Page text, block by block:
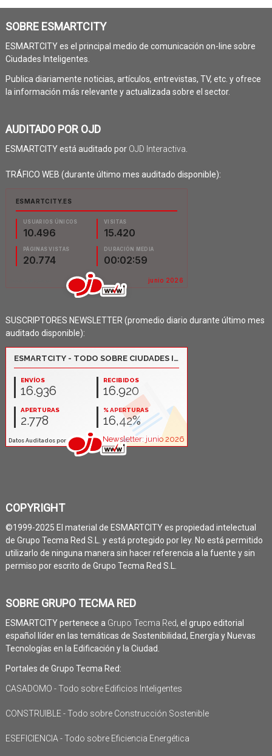
SOBRE ESMARTCITY
ESMARTCITY es el principal medio de comunicación on-line sobre
Ciudades Inteligentes.
Publica diariamente noticias, artículos, entrevistas, TV, etc. y ofrece
la información más relevante y actualizada sobre el sector.
AUDITADO POR OJD
ESMARTCITY está auditado por OJD Interactiva
TRÁFICO WEB (durante último mes auditado disponible):
SUSCRIPTORES NEWSLETTER (promedio diario durante último mes
auditado disponible):
COPYRIGHT
©1999-2025 El material de ESMARTCITY es propiedad intelectual
de Grupo Tecma Red S.L. y está protegido por ley. No está permitido
utilizarlo de ninguna manera sin hacer referencia a la fuente y sin
permiso por escrito de Grupo Tecma Red S.L.
SOBRE GRUPO TECMA RED
ESMARTCITY pertenece a Grupo Tecma Red, el grupo editorial
español líder en las temáticas de Sostenibilidad, Energía y Nuevas
Tecnologías en la Edificación y la Ciudad.
Portales de Grupo Tecma Red:
CASADOMO - Todo sobre Edificios Inteligentes
CONSTRUIBLE - Todo sobre Construcción Sostenible
ESEFICIENCIA - Todo sobre Eficiencia Energética